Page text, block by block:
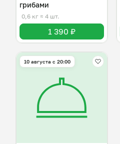
грибами
0,6 кг ≈ 4 шт.
1 390 ₽
10 августа с 20:00